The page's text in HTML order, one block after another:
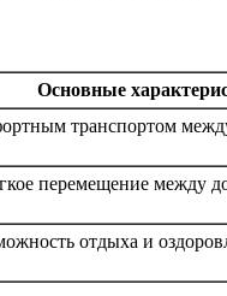
Основные
транспортом
перемещение между
отдыха и